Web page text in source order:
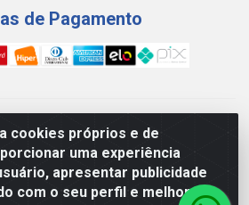
cookies próprios e de
uma experiência
apresentar publicidade
com o seu perfil e melhorar a
de Pagamento
E LOGÍSTICA DE MATERIAL
LTDA - AV. DA INTEGRAÇÃO, 790 -
CE - CEP 61.604-505 - CNPJ
0001-20